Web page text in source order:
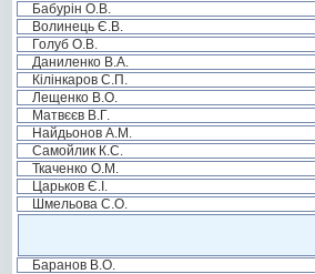
Бабурін О.В.
Волинець Є.В.
Голуб О.В.
Даниленко В.А.
Кілінкаров С.П.
Лещенко В.О.
Матвєєв В.Г.
Найдьонов А.М.
Самойлик К.С.
Ткаченко О.М.
Царьков Є.І.
Шмельова С.О.
Баранов В.О.